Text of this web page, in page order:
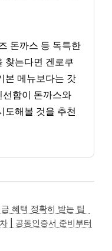
돈까스 등 독특한
찾는다면 겐로쿠
본 메뉴보다는 갓
선함이 돈까스와
도해볼 것을 추천
혜택 정확히 받는 팁
| 공동인증서 준비부터